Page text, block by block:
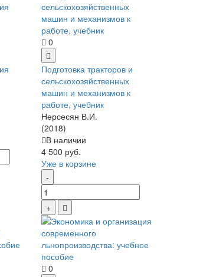
0
Подготовка тракторов и
сельскохозяйственных
машин и механизмов к
работе, учебник
Нерсесян В.И.
(2018)
В наличии
4 500 руб.
Уже в корзине
0